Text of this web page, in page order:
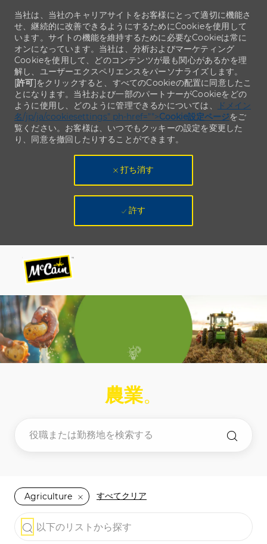
-
-
当社は、当社のキャリアサイトをお客様にとって適切に機能さ
せ、継続的に改善できるようにするためにCookieを使用して
います。サイトの機能を維持するために必要なCookieは常に
オンになっています。当社は、分析およびマーケティング
Cookieを使用して、どのコンテンツが最も関心があるかを理
解し、ユーザーエクスペリエンスをパーソナライズします。
[許可]をクリックすると、すべてのCookieの配置に同意したこ
とになります。当社および一部のパートナーがCookieをどの
ように使用し、どのように管理できるかについては、
ドメイン
名/jp/ja/cookiesettings" ph-href="">Cookie設定ページをご
覧ください。お客様は、いつでもクッキーの設定を変更した
り、同意を撤回したりすることができます。
打ち消す
許す
農業。
Agriculture すべてクリア
the results are updated
以下のリストから探す